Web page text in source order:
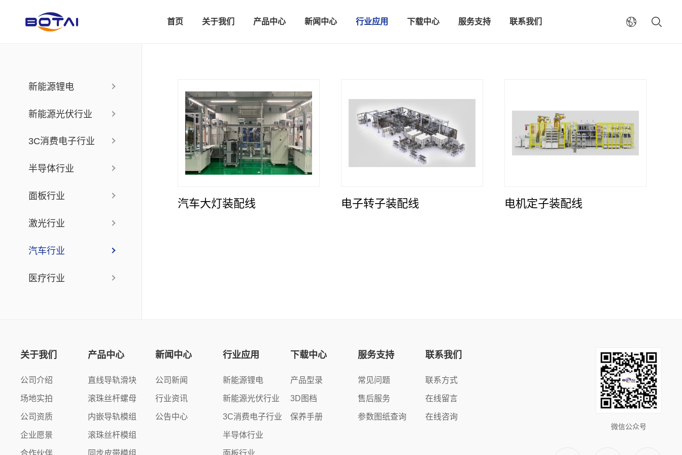
首页 关于我们 产品中心 新闻中心 行业应用 下载中心 服务支持 联系我们
新能源锂电
新能源光伏行业
3C消费电子行业
半导体行业
面板行业
激光行业
汽车行业
医疗行业
汽车大灯装配线 电子转子装配线 电机定子装配线
关于我们
公司介绍
场地实拍
公司资质
企业愿景
产品中心
直线导轨滑块
滚珠丝杆螺母
内嵌导轨模组
滚珠丝杆模组
新闻中心
公司新闻
行业资讯
公告中心
行业应用
新能源锂电
新能源光伏行业
3C消费电子行业
半导体行业
下载中心
产品型录
3D图档
保养手册
服务支持
常见问题
售后服务
参数图纸查询
联系我们
联系方式
在线留言
在线咨询
微信公众号